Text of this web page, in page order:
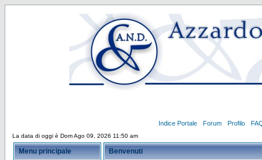
Indice Portale Forum Profilo
La data di oggi è Dom Ago 09, 2026 11:50 am
Menu principale Benvenuti